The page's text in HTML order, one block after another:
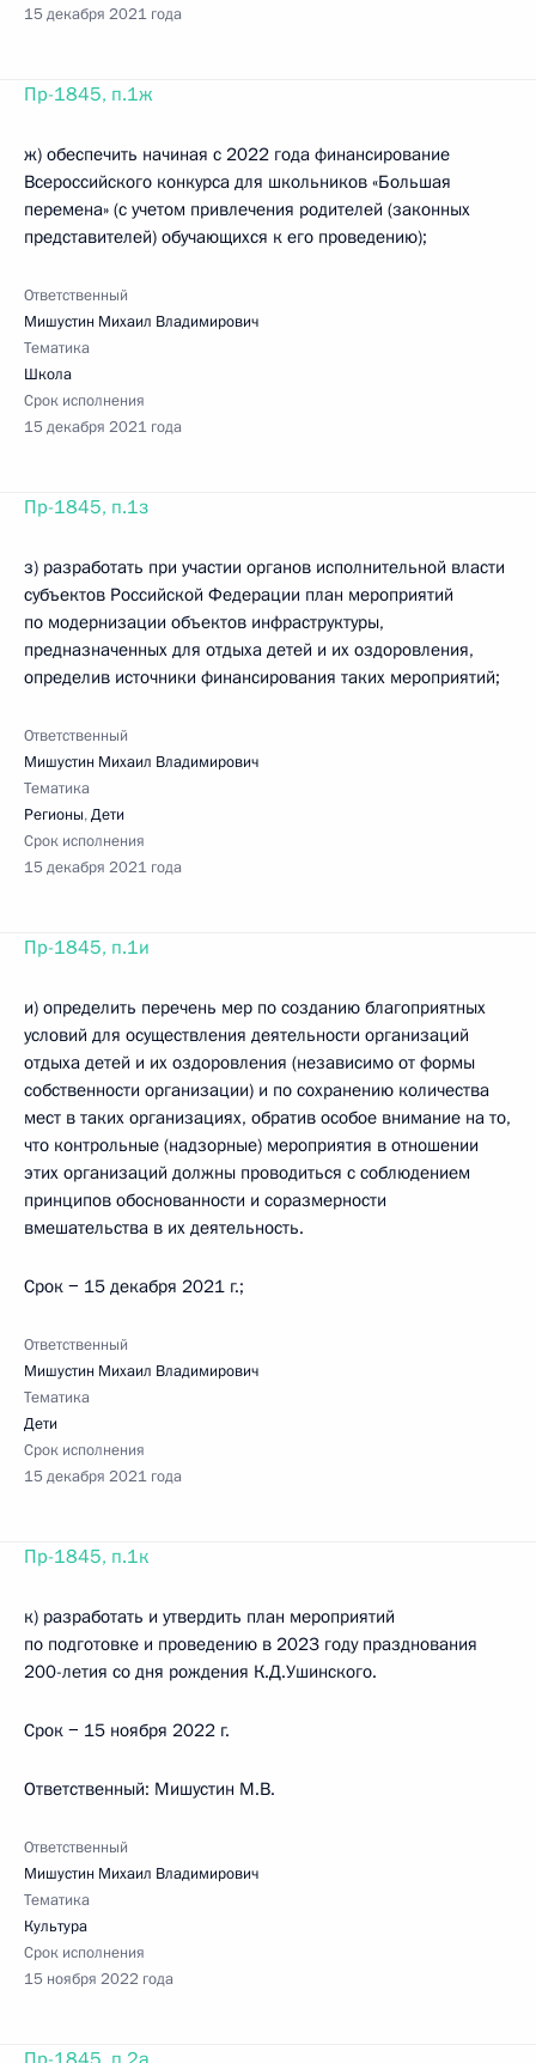
15 декабря 2021 года
Пр-1845, п.1ж
ж) обеспечить начиная с 2022 года финансирование
Всероссийского конкурса для школьников «Большая
перемена» (с учетом привлечения родителей (законных
представителей) обучающихся к его проведению);
Ответственный
Мишустин Михаил Владимирович
Тематика
Школа
Срок исполнения
15 декабря 2021 года
Пр-1845, п.1з
з) разработать при участии органов исполнительной власти
субъектов Российской Федерации план мероприятий
по модернизации объектов инфраструктуры,
предназначенных для отдыха детей и их оздоровления,
определив источники финансирования таких мероприятий;
Ответственный
Мишустин Михаил Владимирович
Тематика
Регионы,Дети
Срок исполнения
15 декабря 2021 года
Пр-1845, п.1и
и) определить перечень мер по созданию благоприятных
условий для осуществления деятельности организаций
отдыха детей и их оздоровления (независимо от формы
собственности организации) и по сохранению количества
мест в таких организациях, обратив особое внимание на то,
что контрольные (надзорные) мероприятия в отношении
этих организаций должны проводиться с соблюдением
принципов обоснованности и соразмерности
вмешательства в их деятельность.
Срок − 15 декабря 2021 г.;
Ответственный
Мишустин Михаил Владимирович
Тематика
Дети
Срок исполнения
15 декабря 2021 года
Пр-1845, п.1к
к) разработать и утвердить план мероприятий
по подготовке и проведению в 2023 году празднования
200-летия со дня рождения К.Д.Ушинского.
Срок − 15 ноября 2022 г.
Ответственный: Мишустин М.В.
Ответственный
Мишустин Михаил Владимирович
Тематика
Культура
Срок исполнения
15 ноября 2022 года